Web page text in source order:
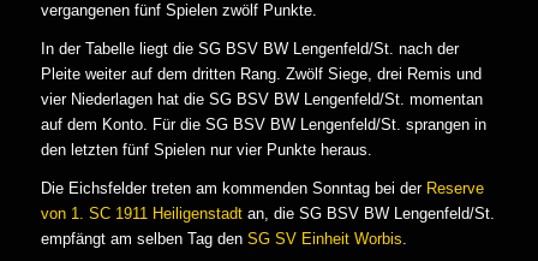
vergangenen fünf Spielen zwölf Punkte.
In der Tabelle liegt die SG BSV BW Lengenfeld/St. nach der
Pleite weiter auf dem dritten Rang. Zwölf Siege, drei Remis und
vier Niederlagen hat die SG BSV BW Lengenfeld/St. momentan
auf dem Konto. Für die SG BSV BW Lengenfeld/St. sprangen in
den letzten fünf Spielen nur vier Punkte heraus.
Die Eichsfelder treten am kommenden Sonntag bei der Reserve
von 1. SC 1911 Heiligenstadtan, die SG BSV BW Lengenfeld/St.
empfängt am selben Tag den SG SV Einheit Worbis.